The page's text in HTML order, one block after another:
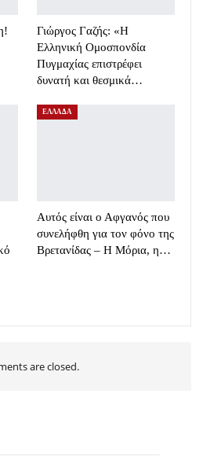
Γιώργος Γαζής: «Η
Ελληνική Ομοσπονδία
Πυγμαχίας επιστρέφει
δυνατή και θεσμικά…
ΕΛΛΑΔΑ
Αυτός είναι ο Αφγανός που
συνελήφθη για τον φόνο της
Βρετανίδας – Η Μόρια, η…
are closed.